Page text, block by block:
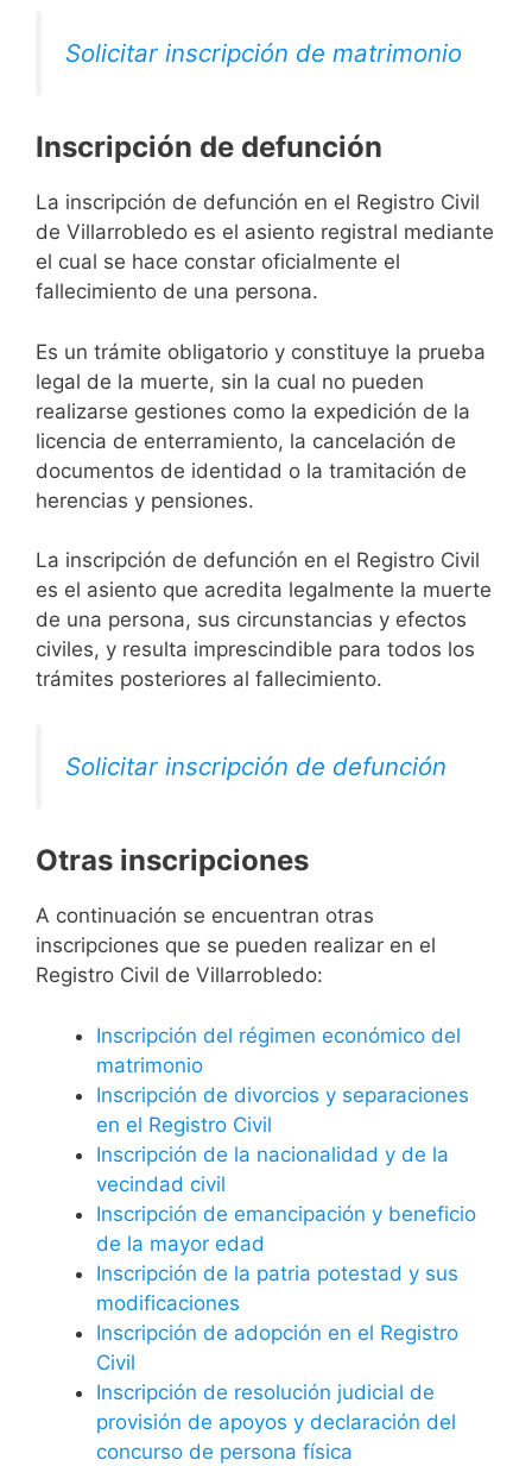
Solicitar inscripción de matrimonio
Inscripción de defunción
La inscripción de defunción en el Registro Civil
de Villarrobledo es el asiento registral mediante
el cual se hace constar oficialmente el
fallecimiento de una persona.
Es un trámite obligatorio y constituye la prueba
legal de la muerte, sin la cual no pueden
realizarse gestiones como la expedición de la
licencia de enterramiento, la cancelación de
documentos de identidad o la tramitación de
herencias y pensiones.
La inscripción de defunción en el Registro Civil
es el asiento que acredita legalmente la muerte
de una persona, sus circunstancias y efectos
civiles, y resulta imprescindible para todos los
trámites posteriores al fallecimiento.
Solicitar inscripción de defunción
Otras inscripciones
A continuación se encuentran otras
inscripciones que se pueden realizar en el
Registro Civil de Villarrobledo:
Inscripción del régimen económico del
matrimonio
Inscripción de divorcios y separaciones
en el Registro Civil
Inscripción de la nacionalidad y de la
vecindad civil
Inscripción de emancipación y beneficio
de la mayor edad
Inscripción de la patria potestad y sus
modificaciones
Inscripción de adopción en el Registro
Civil
Inscripción de resolución judicial de
provisión de apoyos y declaración del
concurso de persona física